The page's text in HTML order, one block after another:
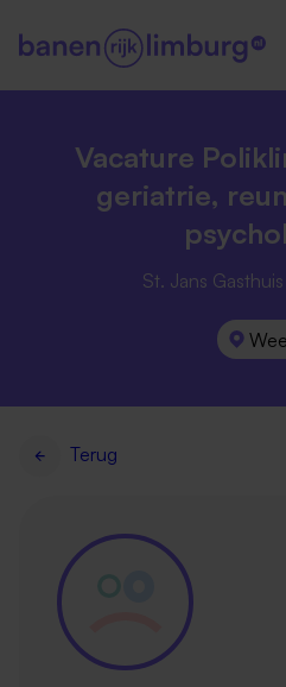
Vacature
geriatrie,
St. Jans
Terug